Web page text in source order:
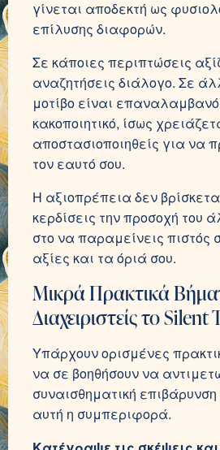
γίνεται αποδεκτή ως
επίλυσης διαφορών.
Σε κάποιες περιπτώσεις
αναζητήσεις διάλογο. Σε
μοτίβο είναι
κακοποιητικό, ίσως
αποστασιοποιηθείς για να
τον εαυτό σου.
Η αξιοπρέπεια δεν
κερδίσεις την προσοχή του
στο να παραμείνεις πιστός
αξίες και τα όριά σου.
Μικρά Πρακτικά
Διαχειριστείς το
Υπάρχουν ορισμένες
να σε βοηθήσουν να
συναισθηματική
αυτή η συμπεριφορά.